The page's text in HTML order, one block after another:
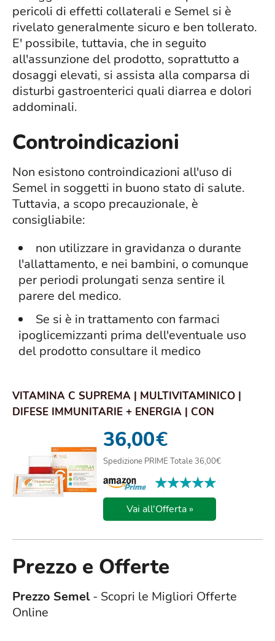
pericoli di effetti collaterali e Semel si è
rivelato generalmente sicuro e ben tollerato.
E' possibile, tuttavia, che in seguito
all'assunzione del prodotto, soprattutto a
dosaggi elevati, si assista alla comparsa di
disturbi gastroenterici quali diarrea e dolori
addominali.
Controindicazioni
Non esistono controindicazioni all'uso di
Semel in soggetti in buono stato di salute.
Tuttavia, a scopo precauzionale, è
consigliabile:
non utilizzare in gravidanza o durante
l'allattamento, e nei bambini, o comunque
per periodi prolungati senza sentire il
parere del medico.
Se si è in trattamento con farmaci
ipoglicemizzanti prima dell'eventuale uso
del prodotto consultare il medico
VITAMINA C SUPREMA | MULTIVITAMINICO |
DIFESE IMMUNITARIE + ENERGIA | CON
36,00€
Spedizione PRIME Totale 36,00€
★★★★★
★★★★★
Vai all'Offerta »
Prezzo e Offerte
Prezzo Semel- Scopri le Migliori Offerte
Online